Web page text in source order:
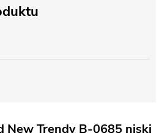
New Trendy B-0685 niski